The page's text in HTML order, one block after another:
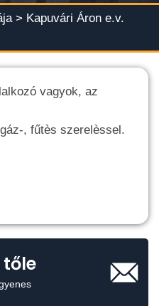
> Kapuvári Áron e.v.
vagyok, az
, fűtès szerelèssel.